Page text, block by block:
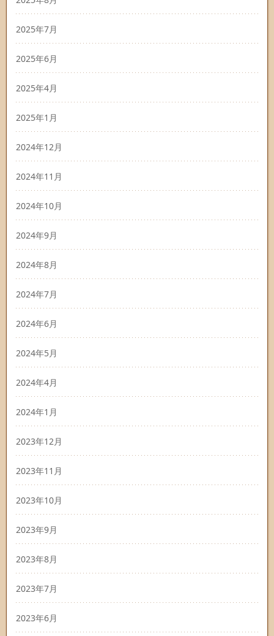
2025年7月
2025年6月
2025年4月
2025年1月
2024年12月
2024年11月
2024年10月
2024年9月
2024年8月
2024年7月
2024年6月
2024年5月
2024年4月
2024年1月
2023年12月
2023年11月
2023年10月
2023年9月
2023年8月
2023年7月
2023年6月